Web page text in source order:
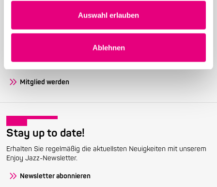
Auswahl erlauben
Ablehnen
Become a friend!
exklusive Informationen rund um das Festival.
Mitglied werden
Stay up to date!
Erhalten Sie regelmäßig die aktuellsten Neuigkeiten mit unserem
Enjoy Jazz-Newsletter.
Newsletter abonnieren